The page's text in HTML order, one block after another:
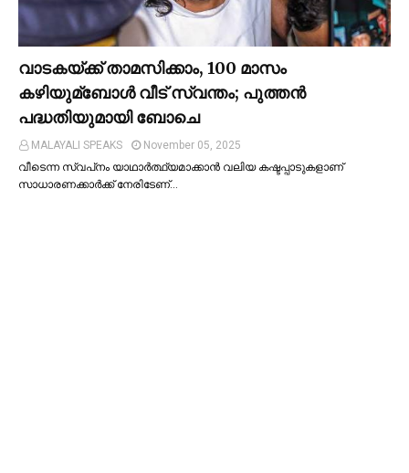
വാടകയ്ക്ക് താമസിക്കാം, 100 മാസം
കഴിയുമ്ബോള്‍ വീട് സ്വന്തം; പുത്തന്‍
പദ്ധതിയുമായി ബോചെ
MALAYALI SPEAKS
November 05, 2025
വീടെന്ന സ്വപ്‌നം യാഥാര്‍ത്ഥ്യമാക്കാന്‍ വലിയ കഷ്ടപ്പാടുകളാണ്
സാധാരണക്കാര്‍ക്ക് നേരിടേണ്…